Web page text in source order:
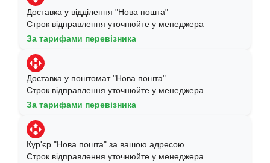
Доставка у відділення "Нова пошта"
Строк відправлення уточнюйте у менеджера
За тарифами перевізника
Доставка у поштомат "Нова пошта"
Строк відправлення уточнюйте у менеджера
За тарифами перевізника
Кур'єр "Нова пошта" за вашою адресою
Строк відправлення уточнюйте у менеджера